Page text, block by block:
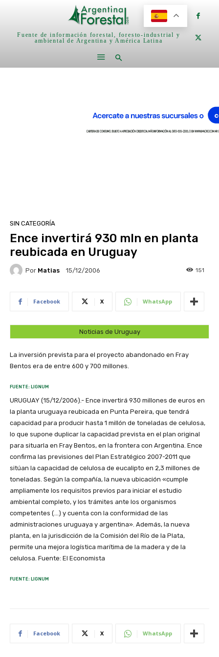
Fuente de información forestal, foresto-industrial y
ambiental de Argentina y América Latina
SIN CATEGORÍA
Ence invertirá 930 mln en planta
reubicada en Uruguay
Por Matias 15/12/2006 151
Facebook X WhatsApp
Noticias de Uruguay
La inversión prevista para el proyecto abandonado en Fray
Bentos era de entre 600 y 700 millones.
FUENTE: LIGNUM
URUGUAY (15/12/2006).- Ence invertirá 930 millones de euros en
la planta uruguaya reubicada en Punta Pereira, que tendrá
capacidad para producir hasta 1 millón de toneladas de celulosa,
lo que supone duplicar la capacidad prevista en el plan original
para situarla en Fray Bentos, en la frontera con Argentina. Ence
confirma las previsiones del Plan Estratégico 2007-2011 que
sitúan la capacidad de celulosa de eucalipto en 2,3 millones de
toneladas. Según la compañía, la nueva ubicación «cumple
ampliamente los requisitos previos para iniciar el estudio
ambiental completo, y los trámites ante los organismos
competentes (…) y cuenta con la conformidad de las
administraciones uruguaya y argentina». Además, la nueva
planta, en la jurisdicción de la Comisión del Río de la Plata,
permite una mejora logística marítima de la madera y de la
celulosa. Fuente: El Economista
FUENTE: LIGNUM
Facebook X WhatsApp